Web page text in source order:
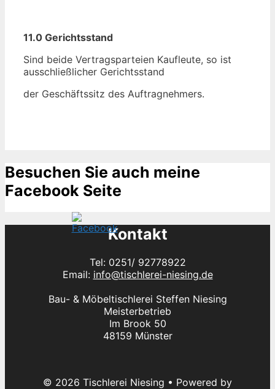
11.0 Gerichtsstand
Sind beide Vertragsparteien Kaufleute, so ist
ausschließlicher Gerichtsstand
der Geschäftssitz des Auftragnehmers.
Besuchen Sie auch meine
Facebook Seite
Kontakt
Tel: 0251/ 92778922
Email: info@tischlerei-niesing.de
Bau- & Möbeltischlerei Steffen Niesing
Meisterbetrieb
Im Brook 50
48159 Münster
© 2026 Tischlerei Niesing • Powered by